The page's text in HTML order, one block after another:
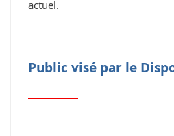
actuel.
Public visé par le